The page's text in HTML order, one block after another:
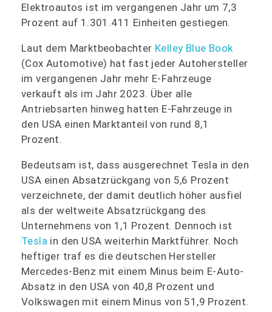
Elektroautos ist im vergangenen Jahr um 7,3
Prozent auf 1.301.411 Einheiten gestiegen.
Laut dem Marktbeobachter Kelley Blue Book
(Cox Automotive) hat fast jeder Autohersteller
im vergangenen Jahr mehr E-Fahrzeuge
verkauft als im Jahr 2023. Über alle
Antriebsarten hinweg hatten E-Fahrzeuge in
den USA einen Marktanteil von rund 8,1
Prozent.
Bedeutsam ist, dass ausgerechnet Tesla in den
USA einen Absatzrückgang von 5,6 Prozent
verzeichnete, der damit deutlich höher ausfiel
als der weltweite Absatzrückgang des
Unternehmens von 1,1 Prozent. Dennoch ist
Tesla in den USA weiterhin Marktführer. Noch
heftiger traf es die deutschen Hersteller
Mercedes-Benz mit einem Minus beim E-Auto-
Absatz in den USA von 40,8 Prozent und
Volkswagen mit einem Minus von 51,9 Prozent.